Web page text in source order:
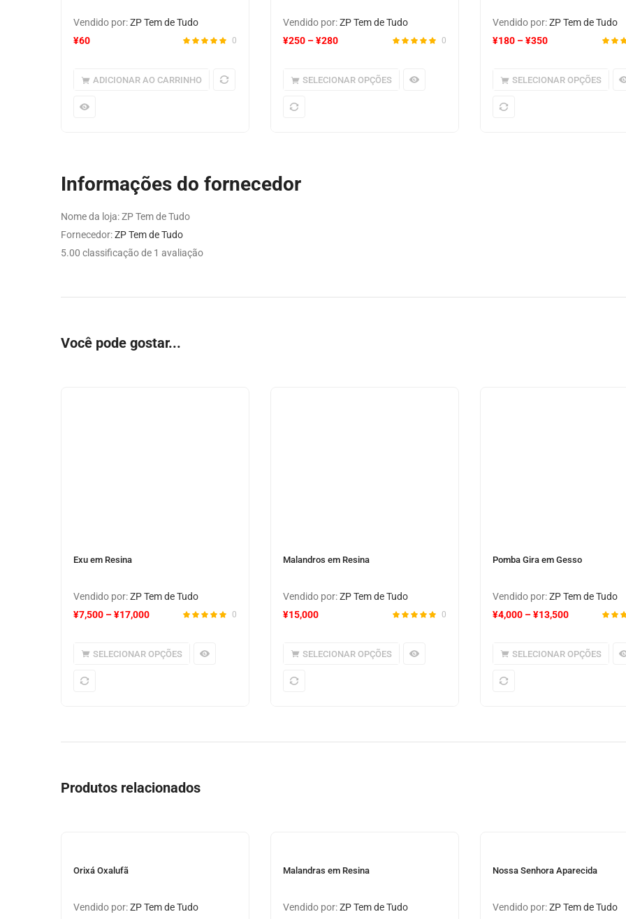
Vendido por:ZP Tem de Tudo
0
¥60
ADICIONAR AO CARRINHO
Vendido por:ZP Tem de Tudo
0
¥250 –¥280
SELECIONAR OPÇÕES
Vendido por:ZP Tem de Tudo
¥180 –¥350
SELECIONAR OPÇÕES
Informações do fornecedor
Nome da loja:ZP Tem de Tudo
Fornecedor:ZP Tem de Tudo
5.00 classificação de 1 avaliação
Você pode gostar...
Exu em Resina
Vendido por:ZP Tem de Tudo
0
¥7,500 –¥17,000
SELECIONAR OPÇÕES
Malandros em Resina
Vendido por:ZP Tem de Tudo
0
¥15,000
SELECIONAR OPÇÕES
Pomba Gira em Gesso
Vendido por:ZP Tem de Tudo
¥4,000 –¥13,500
SELECIONAR OPÇÕES
Produtos relacionados
Orixá Oxalufã
Vendido por:ZP Tem de Tudo
Malandras em Resina
Vendido por:ZP Tem de Tudo
Nossa Senhora Aparecida
Vendido por:ZP Tem de Tudo